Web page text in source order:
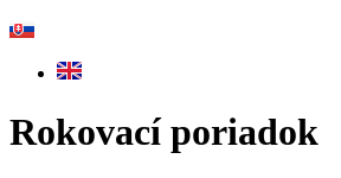
Rokovací poriadok